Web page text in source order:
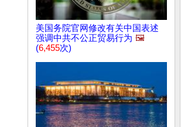
美国务院官网修改有关中国表述
强调中共不公正贸易行为 🖼️
(6,455次)